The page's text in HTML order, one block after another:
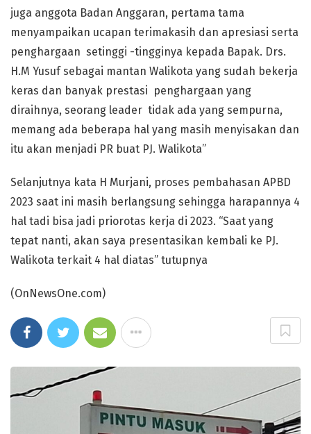
juga anggota Badan Anggaran, pertama tama
menyampaikan ucapan terimakasih dan apresiasi serta
penghargaan setinggi -tingginya kepada Bapak. Drs.
H.M Yusuf sebagai mantan Walikota yang sudah bekerja
keras dan banyak prestasi penghargaan yang
diraihnya, seorang leader tidak ada yang sempurna,
memang ada beberapa hal yang masih menyisakan dan
itu akan menjadi PR buat PJ. Walikota”
Selanjutnya kata H Murjani, proses pembahasan APBD
2023 saat ini masih berlangsung sehingga harapannya 4
hal tadi bisa jadi priorotas kerja di 2023. “Saat yang
tepat nanti, akan saya presentasikan kembali ke PJ.
Walikota terkait 4 hal diatas” tutupnya
(OnNewsOne.com)